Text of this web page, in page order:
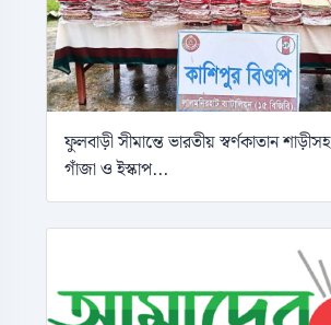
ফুলবাড়ী সীমান্তে ভারতীয় স্বর্ণকাতান
গাঁজা ও ইস্কাপ...